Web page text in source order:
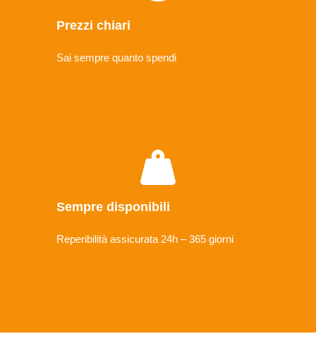
Prezzi chiari
Sai sempre quanto spendi
Sempre disponibili
Reperibilità assicurata 24h – 365 giorni